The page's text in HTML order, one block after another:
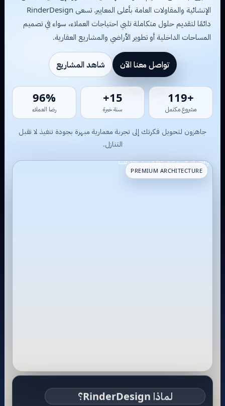
الإنشائية والمقاولات العامة بأعلى المعايير. تسعى RinderDesign
دائمًا لتقديم حلول متكاملة تلبي احتياجات العملاء، سواء في تصميم
المساحات الداخلية أو تطوير الأراضي والمشاريع العقارية.
تواصل معنا الآن شاهد المشاريع
+112
مشروع مكتمل
14+
سنة خبرة
86%
رضا العملاء
جاهزون لتحويل فكرتك إلى تجربة معمارية مبهرة بجودة تنفيذ لا تقبل
التنازل.
لماذا RinderDesign؟
PREMIUM ARCHITECTURE